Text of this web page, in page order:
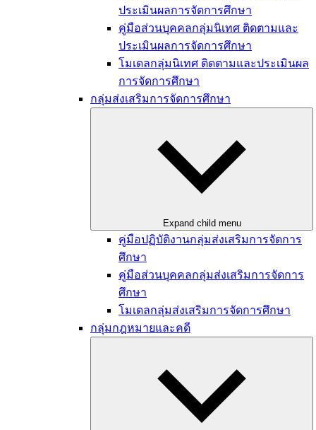
ประเมินผลการจัดการศึกษา
คู่มือส่วนบุคคลกลุ่มนิเทศ ติดตามและ
ประเมินผลการจัดการศึกษา
โมเดลกลุ่มนิเทศ ติดตามและประเมินผล
การจัดการศึกษา
กลุ่มส่งเสริมการจัดการศึกษา
Expand child menu
คู่มือปฏิบัติงานกลุ่มส่งเสริมการจัดการ
ศึกษา
คู่มือส่วนบุคคลกลุ่มส่งเสริมการจัดการ
ศึกษา
โมเดลกลุ่มส่งเสริมการจัดการศึกษา
กลุ่มกฎหมายและคดี